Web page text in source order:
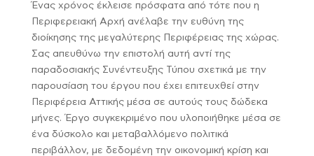
Ένας χρόνος έκλεισε πρόσφατα από τότε που η
Περιφερειακή Αρχή ανέλαβε την ευθύνη της
διοίκησης της μεγαλύτερης Περιφέρειας της χώρας.
Σας απευθύνω την επιστολή αυτή αντί της
παραδοσιακής Συνέντευξης Τύπου σχετικά με την
παρουσίαση του έργου που έχει επιτευχθεί στην
Περιφέρεια Αττικής μέσα σε αυτούς τους δώδεκα
μήνες. Έργο συγκεκριμένο που υλοποιήθηκε μέσα σε
ένα δύσκολο και μεταβαλλόμενο πολιτικά
περιβάλλον, με δεδομένη την οικονομική κρίση και